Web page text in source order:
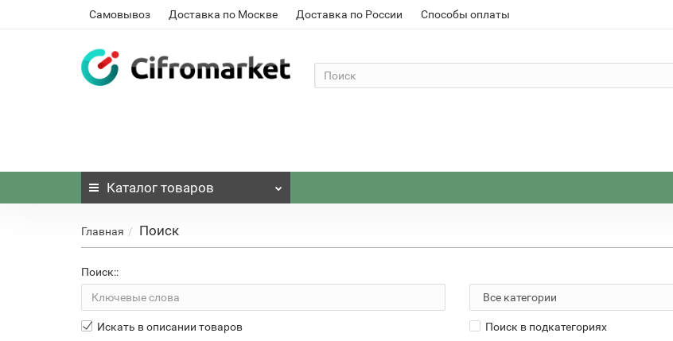
Самовывоз Доставка по Москве Доставка по России Способы оплаты
Каталог товаров
Главная Поиск
Поиск::
Искать в описании товаров Поиск в подкатегориях